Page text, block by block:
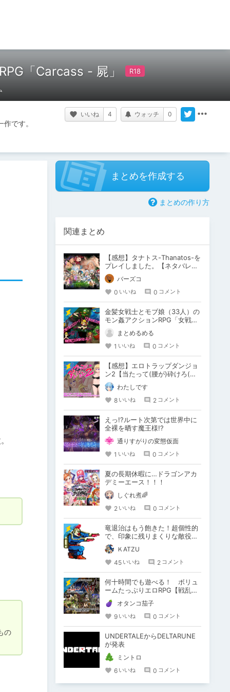
「Carcass - 屍」
です。
いいね 4 ウォッチ 0
の
まとめを作成する
まとめの作り方
関連まとめ
【感想】タナトス-Thanatos-を
プレイしました。【ネタバレ注
意】
バーズコ
0 いいね 0 コメント
金髪女戦士とモブ娘（33人）の
モン姦アクションRPG「女戦士
マンカースの冒険 トロルと繋が
れし姫君」
まとめるめる
1 いいね 0 コメント
【感想】エロトラップダンジョ
ン2【当たって(腰が)砕けろ(意
味深)なRPG】
わたしです
8 いいね 2 コメント
えっ!?ルート次第では世界中に
全裸を晒す魔王様!?
通りすがりの変態仮面
1 いいね 0 コメント
夏の長期休暇に…ドラゴンアカ
デミーエース！！！
しぐれ煮🌈
2 いいね 0 コメント
竜退治はもう飽きた！超個性的
で、印象に残りまくりな敵役を
紹介します！【悪役・敵キャ
ラ】 ＫATZU
45 いいね 2 コメント
何十時間でも遊べる！ ボリュ
ームたっぷりエロRPG【戦乱の
ヘキサ】
オタンコ茄子
9 いいね 0 コメント
UNDERTALEからDELTARUNE
が発表
ミントロ
6 いいね 0 コメント